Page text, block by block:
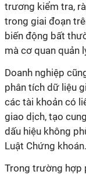
trương kiểm tra,
trong giai đoạn
biến động bất
mà cơ quan quản
Doanh nghiệp
phân tích dữ liệu
các tài khoản có
giao dịch, tạo
dấu hiệu không
Luật Chứng khoán.
Trong trường hợp